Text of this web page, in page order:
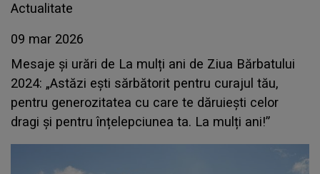
Actualitate
09 mar 2026
Mesaje și urări de La mulți ani de Ziua Bărbatului
2024: „Astăzi ești sărbătorit pentru curajul tău,
pentru generozitatea cu care te dăruiești celor
dragi și pentru înțelepciunea ta. La mulți ani!”